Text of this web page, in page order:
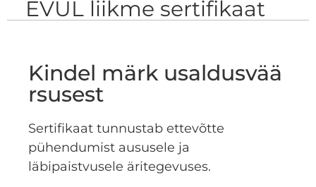
EVUL liikme sertifikaat
Kindel märk usaldusvää
rsusest
Sertifikaat tunnustab ettevõtte
pühendumist aususele ja
läbipaistvusele äritegevuses.